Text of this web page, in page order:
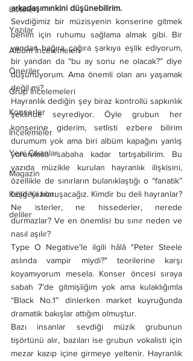
Listeler
Yazılar
Albüm İncelemeleri
Öneriler
Grup İncelemeleri
Konserler
İncelemeler
Yeni Çıkanlar
Magazin
Keşif Yazıları
deliler
arkadaşımınkini düşünebilirim.
Sevdiğimiz bir müzisyenin konserine gitmek
benim için ruhumu sağlama almak gibi. Bir
yandan bağıra çağıra şarkıya eşlik ediyorum,
bir yandan da “bu ay sonu ne olacak?” diye
düşünüyorum. Ama önemli olan anı yaşamak
değil mi?
Hayranlık dediğin şey biraz kontrollü sapkınlık
şeklinde seyrediyor. Öyle grubun her
konserine giderim, setlisti ezbere bilirim
durumum yok ama biri albüm kapağını yanlış
yorumlasa sabaha kadar tartışabilirim. Bu
yazıda müzikle kurulan hayranlık ilişkisini,
özellikle de sınırların bulanıklaştığı o “fanatik”
bölgeyi konuşacağız. Kimdir bu deli hayranlar?
Ne isterler, ne hissederler, nerede
durmazlar? Ve en önemlisi bu sınır neden ve
nasıl aşılır?
Type O Negative’le ilgili hâlâ "Peter Steele
aslında vampir miydi?" teorilerine karşı
koyamıyorum mesela. Konser öncesi sıraya
sabah 7’de gitmişliğim yok ama kulaklığımla
“Black No.1” dinlerken market kuyruğunda
dramatik bakışlar attığım olmuştur.
Bazı insanlar sevdiği müzik grubunun
tişörtünü alır, bazıları ise grubun vokalisti için
mezar kazıp içine girmeye yeltenir. Hayranlık